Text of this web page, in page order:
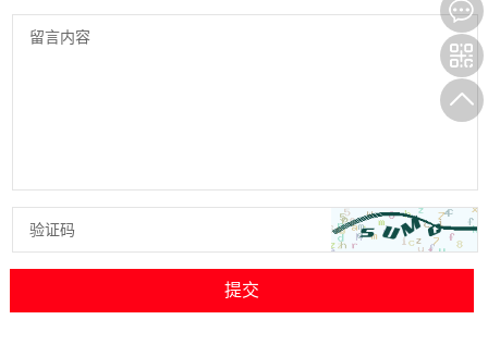
留言内容
验证码